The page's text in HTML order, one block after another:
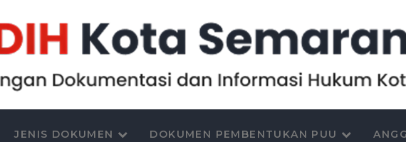
JENIS DOKUMEN DOKUMEN PEMBENTUKAN PUU